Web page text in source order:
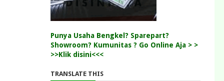
Punya Usaha Bengkel? Sparepart?
Showroom? Kumunitas ? Go Online Aja > >
>>Klik disini<<<
TRANSLATE THIS